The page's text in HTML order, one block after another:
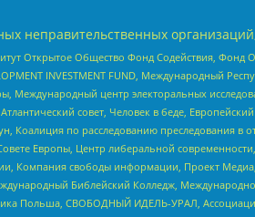
неправительственных
Открытое Общество Фонд Содействия,
INVESTMENT FUND, Международный
Международный центр электоральных
совет, Человек в беде,
Коалиция по расследованию преследования
Европы, Центр либеральной
Компания свободы информации, Проект
Библейский Колледж,
Польша, СВОБОДНЫЙ ИДЕЛЬ-УРАЛ,